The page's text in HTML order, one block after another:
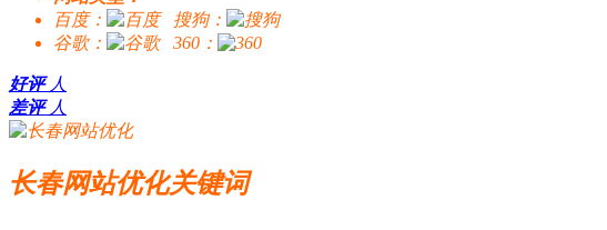
百度：
搜狗：
谷歌：
360：
好评 人
差评 人
长春网站优化关键词